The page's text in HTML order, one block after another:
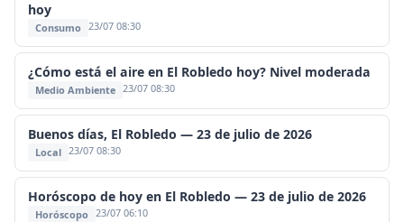
hoy
Consumo 23/07 08:30
¿Cómo está el aire en El Robledo hoy? Nivel moderada
Medio Ambiente 23/07 08:30
Buenos días, El Robledo — 23 de julio de 2026
Local 23/07 08:30
Horóscopo de hoy en El Robledo — 23 de julio de 2026
Horóscopo 23/07 06:10